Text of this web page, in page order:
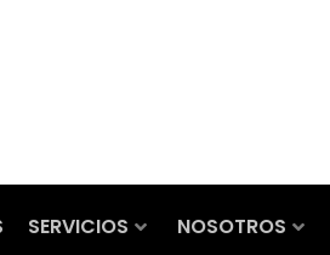
SERVICIOS NOSOTROS